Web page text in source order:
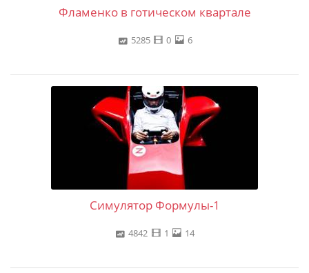
Фламенко в готическом квартале
5285 0 6
Симулятор Формулы-1
4842 1 14